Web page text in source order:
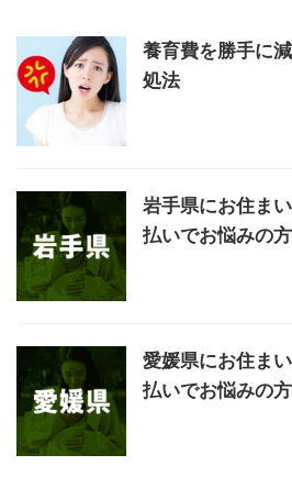
養育費を勝手に
処法
岩手県にお住ま
払いでお悩みの
愛媛県にお住ま
払いでお悩みの